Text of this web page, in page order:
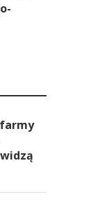
farmy